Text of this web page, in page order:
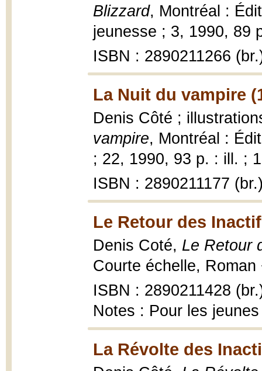
Blizzard, Montréal :
jeunesse ; 3, 1990, 89
ISBN : 2890211266
La Nuit du vampire
Denis Côté ;
vampire, Montréal :
; 22, 1990, 93 p. : ill. ;
ISBN : 2890211177
Le Retour des
Denis Coté, Le Retour
Courte échelle,
ISBN : 2890211428
Notes : Pour les jeunes
La Révolte des